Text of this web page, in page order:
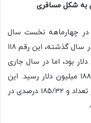
در چهارماهه نخست سال
جاری جهش قابل‌توجهی داشته است. در سال گذشته، این رقم ۱۱۸
به ارزش ۶۶ میلیون دلار بود، اما در سال جاری
به ۲۴۷ هزار و ۲۶۲ دستگاه به ارزش ۱۸۸ میلیون دلار رسید. این
تغییر به معنای رشد ۱۰۹/۳۴ درصدی در تعداد و ۱۸۵/۳۲ درصدی در